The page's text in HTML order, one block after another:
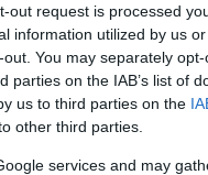
out request is processed
information utilized by us
You may separately
on the IAB’s list of
us to third parties on the
other third parties.
services and may
és